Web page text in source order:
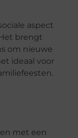
aspect
brengt
om nieuwe
ideaal voor
met een